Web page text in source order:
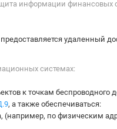
информации финансовых
удаленный
системах:
к точкам беспроводного
, а также обеспечиваться:
(например, по физическим